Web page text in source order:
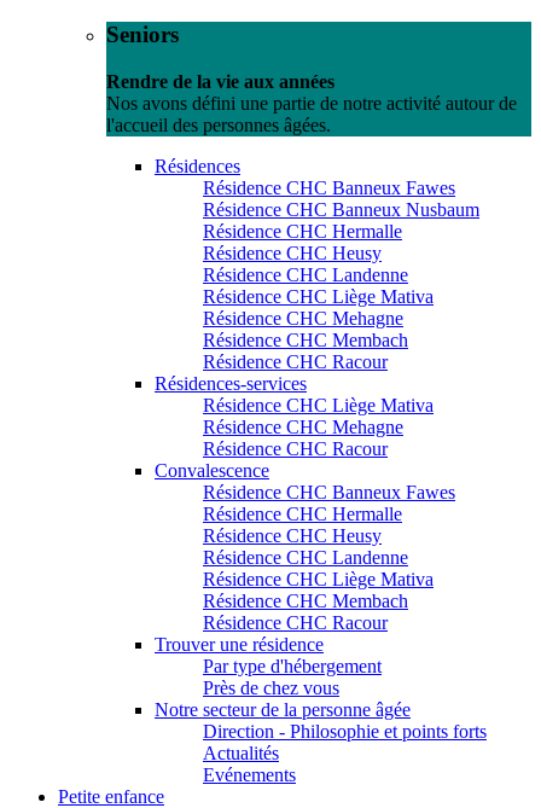
Seniors
Rendre de la vie aux années
Nos avons défini une partie de notre activité autour de
l'accueil des personnes âgées.
Résidences
Résidence CHC Banneux Fawes
Résidence CHC Banneux Nusbaum
Résidence CHC Hermalle
Résidence CHC Heusy
Résidence CHC Landenne
Résidence CHC Liège Mativa
Résidence CHC Mehagne
Résidence CHC Membach
Résidence CHC Racour
Résidences-services
Résidence CHC Liège Mativa
Résidence CHC Mehagne
Résidence CHC Racour
Convalescence
Résidence CHC Banneux Fawes
Résidence CHC Hermalle
Résidence CHC Heusy
Résidence CHC Landenne
Résidence CHC Liège Mativa
Résidence CHC Membach
Résidence CHC Racour
Trouver une résidence
Par type d'hébergement
Près de chez vous
Notre secteur de la personne âgée
Direction - Philosophie et points forts
Actualités
Evénements
Petite enfance